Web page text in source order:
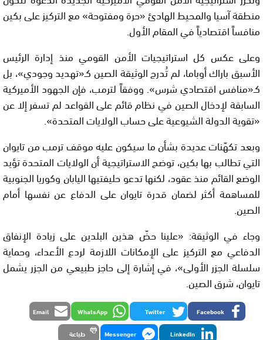
منطقة آسيا والمحيط الهادئ «حرة ومفتوحة» مع التركيز على بكين
منافساً اقتصادياً في المقام الأول.
وعلى عكس كل استراتيجيات الأمن القومي منذ إدارة الرئيس
الأسبق باراك أوباما، لم تُدرج الوثيقة الصين كـ«تهديد وجودي»، بل
كـ«منافس اقتصادي شرس». ووفقاً لترمب، فإن الجهود الأميركية
السابقة لإدخال الصين في نظام قائم على القواعد لم تسفر إلا عن
«تقوية الدولة الشيوعية على حساب الولايات المتحدة».
وبعد تكهّنات عديدة بشأن ما سيكون عليه موقف ترمب من تايوان
التي تطالب بها بكين، توضح الاستراتيجية أن الولايات المتحدة تؤيد
الوضع القائم منذ عقود، لكنها تدعو حليفتيها اليابان وكوريا الجنوبية
للمساهمة أكثر لضمان قدرة تايوان على الدفاع عن نفسها أمام
الصين.
وجاء في الوثيقة: «علينا حضّ هذين البلدين على زيادة الإنفاق
الدفاعي مع التركيز على الإمكانات اللازمة لردع الأعداء، وحماية
سلسلة الجزر الأولى»، في إشارة إلى حاجز طبيعي من الجزر يشمل
تايوان، شرق الصين.
Facebook
Twitter
WhatsApp
Email
LinkedIn
Messenger طباعة